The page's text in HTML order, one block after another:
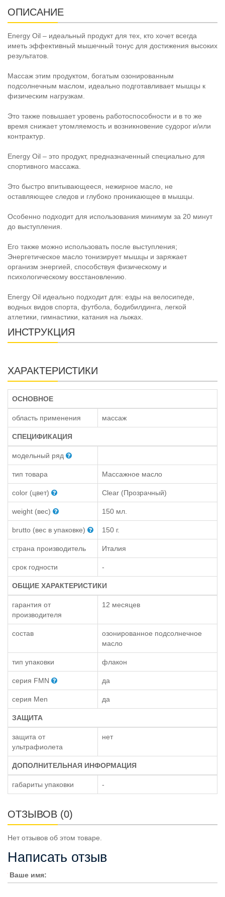
ОПИСАНИЕ
Energy Oil – идеальный продукт для тех, кто хочет всегда
иметь эффективный мышечный тонус для достижения высоких
результатов.
Массаж этим продуктом, богатым озонированным
подсолнечным маслом, идеально подготавливает мышцы к
физическим нагрузкам.
Это также повышает уровень работоспособности и в то же
время снижает утомляемость и возникновение судорог и/или
контрактур.
Energy Oil – это продукт, предназначенный специально для
спортивного массажа.
Это быстро впитывающееся, нежирное масло, не
оставляющее следов и глубоко проникающее в мышцы.
Особенно подходит для использования минимум за 20 минут
до выступления.
Его также можно использовать после выступления;
Энергетическое масло тонизирует мышцы и заряжает
организм энергией, способствуя физическому и
психологическому восстановлению.
Energy Oil идеально подходит для: езды на велосипеде,
водных видов спорта, футбола, бодибилдинга, легкой
атлетики, гимнастики, катания на лыжах.
ИНСТРУКЦИЯ
ХАРАКТЕРИСТИКИ
ОСНОВНОЕ
область применения массаж
СПЕЦИФИКАЦИЯ
модельный ряд
тип товара Массажное масло
color (цвет) Clear (Прозрачный)
weight (вес) 150 мл.
brutto (вес в упаковке) 150 г.
страна производитель Италия
срок годности -
ОБЩИЕ ХАРАКТЕРИСТИКИ
гарантия от
производителя
12 месяцев
состав
озонированное подсолнечное
масло
тип упаковки флакон
серия FMN да
серия Men да
ЗАЩИТА
защита от
ультрафиолета
нет
ДОПОЛНИТЕЛЬНАЯ ИНФОРМАЦИЯ
габариты упаковки -
ОТЗЫВОВ (0)
Нет отзывов об этом товаре.
Написать отзыв
Ваше имя: